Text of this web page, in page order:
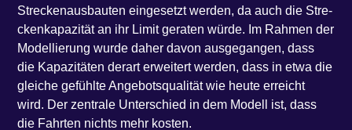
Stre­cken­aus­bau­ten ein­ge­setzt wer­den, da auch die Stre­
cken­ka­pa­zi­tät an ihr Limit gera­ten wür­de. Im Rah­men der
Model­lie­rung wur­de daher davon aus­ge­gan­gen, dass
die Kapa­zi­tä­ten der­art erwei­tert wer­den, dass in etwa die
glei­che gefühl­te Ange­bots­qua­li­tät wie heu­te erreicht
wird. Der zen­tra­le Unter­schied in dem Modell ist, dass
die Fahr­ten nichts mehr kosten.